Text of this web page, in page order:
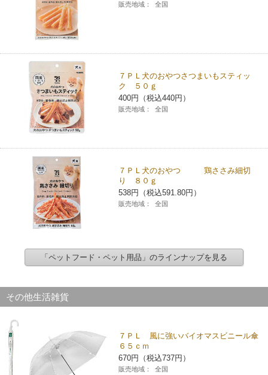
販売地域： 全国
７ＰＬ犬のおやつさつまいもスティッ
ク ５０ｇ
400円（税込440円）
販売地域： 全国
７ＰＬ犬のおやつ 鶏ささみ細切
り ８０ｇ
538円（税込591.80円）
販売地域： 全国
「ペットフード・ペット用品」のラインナップを見る
その他生活雑貨
７ＰＬ 風に強いバイオマスビニール傘
６５ｃｍ
670円（税込737円）
販売地域： 全国